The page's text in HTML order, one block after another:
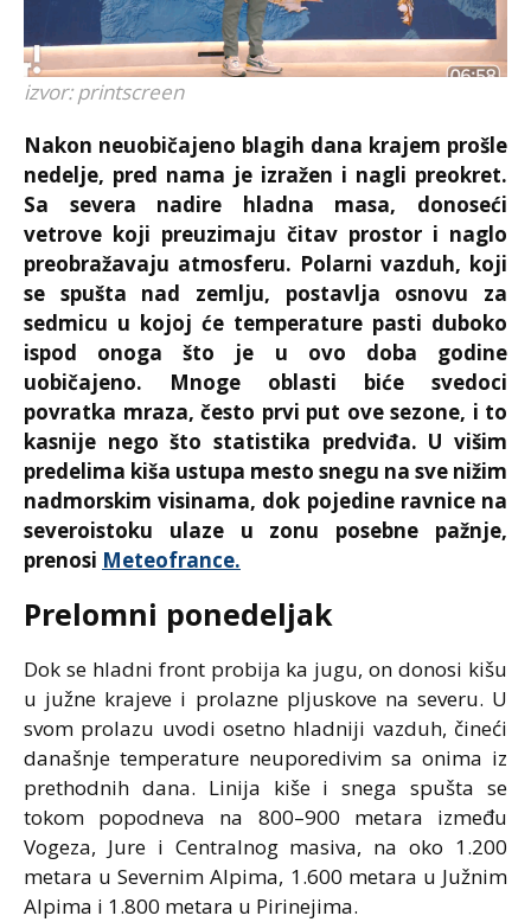
izvor: printscreen
Nakon neuobičajeno blagih dana krajem prošle
nedelje, pred nama je izražen i nagli preokret.
Sa severa nadire hladna masa, donoseći
vetrove koji preuzimaju čitav prostor i naglo
preobražavaju atmosferu. Polarni vazduh, koji
se spušta nad zemlju, postavlja osnovu za
sedmicu u kojoj će temperature pasti duboko
ispod onoga što je u ovo doba godine
uobičajeno. Mnoge oblasti biće svedoci
povratka mraza, često prvi put ove sezone, i to
kasnije nego što statistika predviđa. U višim
predelima kiša ustupa mesto snegu na sve nižim
nadmorskim visinama, dok pojedine ravnice na
severoistoku ulaze u zonu posebne pažnje,
prenosi Meteofrance.
Prelomni ponedeljak
Dok se hladni front probija ka jugu, on donosi kišu
u južne krajeve i prolazne pljuskove na severu. U
svom prolazu uvodi osetno hladniji vazduh, čineći
današnje temperature neuporedivim sa onima iz
prethodnih dana. Linija kiše i snega spušta se
tokom popodneva na 800–900 metara između
Vogeza, Jure i Centralnog masiva, na oko 1.200
metara u Severnim Alpima, 1.600 metara u Južnim
Alpima i 1.800 metara u Pirinejima.